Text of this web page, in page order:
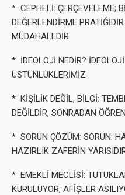
* CEPHELİ: ÇERÇEVELEME;
DEĞERLENDİRME
MÜDAHALEDİR
* İDEOLOJİ NEDİR?
ÜSTÜNLÜKLERİMİZ
* KİŞİLİK DEĞİL, BİLGİ:
DEĞİLDİR, SONRADAN
* SORUN ÇÖZÜM: SORUN:
HAZIRLIK ZAFERİN
* EMEKLİ MECLİSİ:
KURULUYOR, AFİŞLER